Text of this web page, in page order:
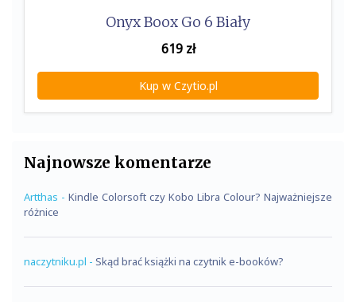
Onyx Boox Go 6 Biały
619zł
Kup w Czytio.pl
Najnowsze komentarze
Artthas - Kindle Colorsoft czy Kobo Libra Colour? Najważniejsze
różnice
naczytniku.pl - Skąd brać książki na czytnik e-booków?